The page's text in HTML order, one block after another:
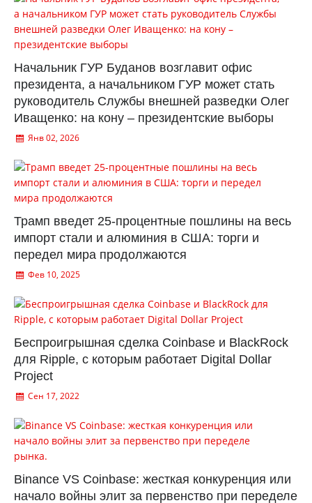
Начальник ГУР Буданов возглавит офис
президента, а начальником ГУР может стать
руководитель Службы внешней разведки Олег
Иващенко: на кону – президентские выборы
Янв 02, 2026
Трамп введет 25-процентные пошлины на весь
импорт стали и алюминия в США: торги и
передел мира продолжаются
Фев 10, 2025
Беспроигрышная сделка Coinbase и BlackRock
для Ripple, с которым работает Digital Dollar
Project
Сен 17, 2022
Binance VS Coinbase: жесткая конкуренция или
начало войны элит за первенство при переделе